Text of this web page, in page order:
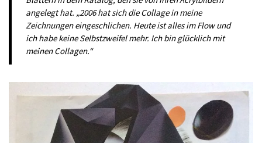
angelegt hat. „2006 hat sich die Collage in meine
Zeichnungen eingeschlichen. Heute ist alles im Flow und
ich habe keine Selbstzweifel mehr. Ich bin glücklich mit
meinen Collagen.“